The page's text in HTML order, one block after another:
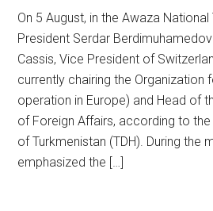
On 5 August, in the Awaza
President Serdar
Cassis, Vice President of
currently chairing the Organization
operation in Europe) and Head of
of Foreign Affairs, according to
of Turkmenistan (TDH). During the
emphasized the […]